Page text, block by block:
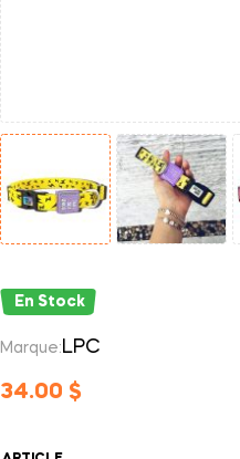
En Stock
Marque: LPC
34.00 $